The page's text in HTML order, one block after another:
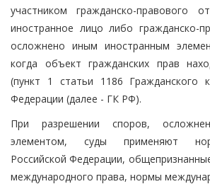
участником гражданско-правового
иностранное лицо либо гражданско-
осложнено иным иностранным
когда объект гражданских прав
(пункт 1 статьи 1186 Гражданского
Федерации (далее - ГК РФ).
При разрешении споров,
элементом, суды применяют
Российской Федерации,
международного права, нормы